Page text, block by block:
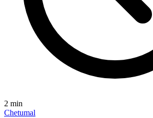
2 min
Chetumal